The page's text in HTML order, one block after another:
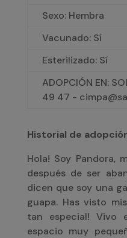
Sexo: Hembra
Vacunado: Sí
Esterilizado: Sí
ADOPCIÓN EN:
49 47 -
Historial de
Hola! Soy Pandora,
después de ser
dicen que soy una
guapa. Has visto
tan especial! Vivo
espacio muy